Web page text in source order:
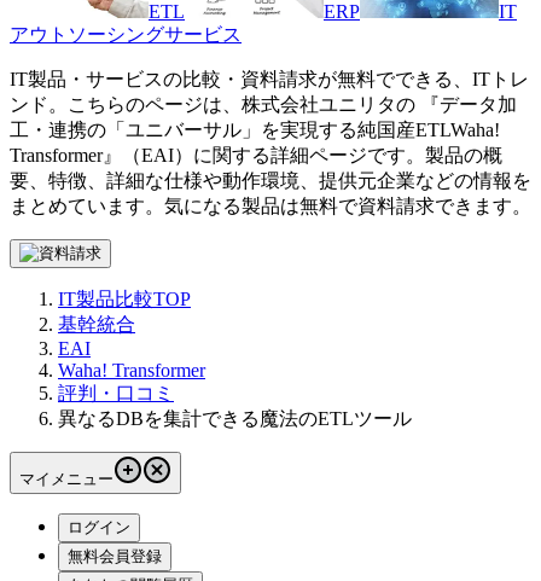
ETL ERP
IT
アウトソーシングサービス
IT製品・サービスの比較・資料請求が無料でできる、ITトレ
ンド。こちらのページは、 株式会社ユニリタの 『 データ加
工・連携の「ユニバーサル」を実現する純国産ETLWaha!
Transformer』（EAI）に関する詳細ページです。製品の概
要、特徴、詳細な仕様や動作環境、提供元企業などの情報を
まとめています。気になる製品は無料で資料請求できます。
IT製品比較TOP
基幹統合
EAI
Waha! Transformer
評判・口コミ
異なるDBを集計できる魔法のETLツール
マイメニュー
ログイン
無料会員登録